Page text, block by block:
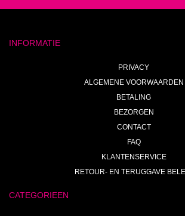
INFORMATIE
PRIVACY
ALGEMENE VOORWAARDEN
BETALING
BEZORGEN
CONTACT
FAQ
KLANTENSERVICE
RETOUR- EN TERUGGAVE
CATEGORIEEN